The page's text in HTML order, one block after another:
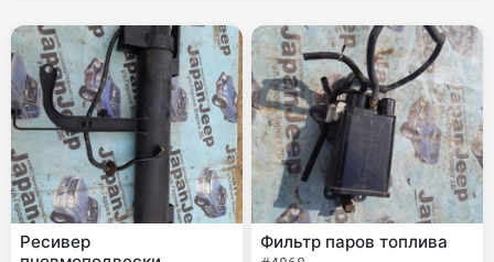
Ресивер
Фильтр паров топлива